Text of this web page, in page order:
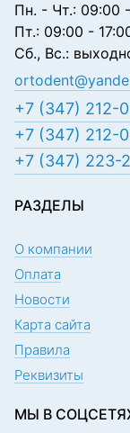
Пн. - Чт.: 09:00
Пт.: 09:00 -
Сб., Вс.:
+7 (347) 212-
+7 (347) 212-
+7 (347) 223-
РАЗДЕЛЫ
О компании
Оплата
Новости
Карта сайта
Правила
Реквизиты
МЫ В